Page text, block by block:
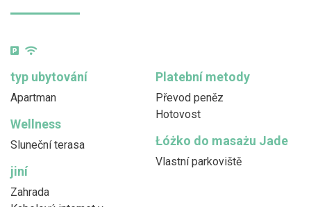
typ ubytování
Apartman
Platební metody
Převod peněz
Hotovost
Wellness
Sluneční terasa Łóżko do masażu Jade
Vlastní parkoviště
jiní
Zahrada